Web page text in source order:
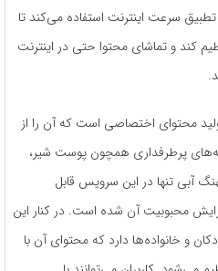
تطبیق سرعت اینترنت استفاده می‌کند تا
کند و تماشای محتوا حتی در اینترنت
محتوای اختصاصی است که آن را از
پرطرفداری همچون پوست شیر،
آبی تنها در این سرویس قابل
محبوبیت آن شده است. در کنار این
و خانواده‌ها دارد که محتوای آن با